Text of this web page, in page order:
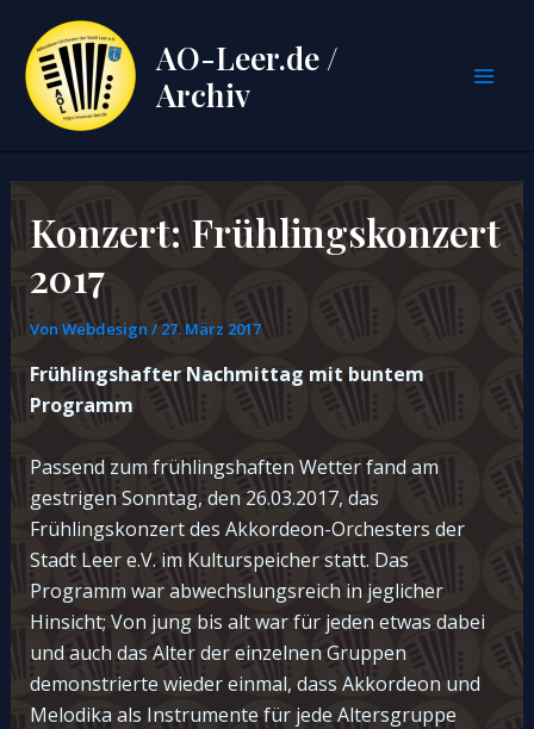
Inhalt
springen
AO-Leer.de /
Archiv
Konzert: Frühlingskonzert
2017
Von Webdesign / 27. März 2017
Frühlingshafter Nachmittag mit buntem
Programm
Passend zum frühlingshaften Wetter fand am
gestrigen Sonntag, den 26.03.2017, das
Frühlingskonzert des Akkordeon-Orchesters der
Stadt Leer e.V. im Kulturspeicher statt. Das
Programm war abwechslungsreich in jeglicher
Hinsicht; Von jung bis alt war für jeden etwas dabei
und auch das Alter der einzelnen Gruppen
demonstrierte wieder einmal, dass Akkordeon und
Melodika als Instrumente für jede Altersgruppe